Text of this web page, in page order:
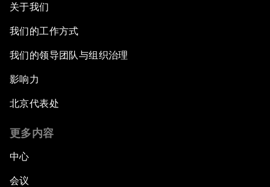
关于我们
我们的工作方式
我们的领导团队与组织治理
影响力
北京代表处
更多内容
中心
会议